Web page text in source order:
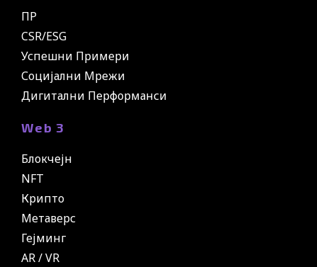
ПР
CSR/ESG
Успешни Примери
Социјални Мрежи
Дигитални Перформанси
Web 3
Блокчејн
NFT
Крипто
Метаверс
Гејминг
AR / VR